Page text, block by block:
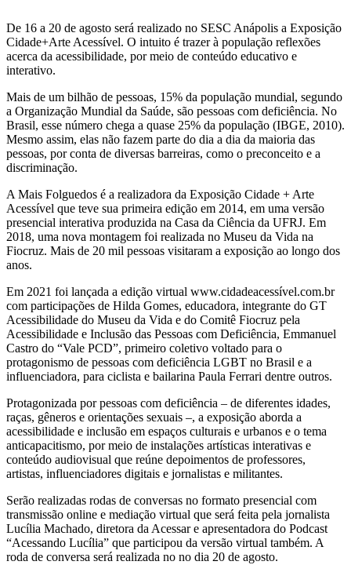
De 16 a 20 de agosto será realizado no SESC Anápolis a Exposição
Cidade+Arte Acessível. O intuito é trazer à população reflexões
acerca da acessibilidade, por meio de conteúdo educativo e
interativo.
Mais de um bilhão de pessoas, 15% da população mundial, segundo
a Organização Mundial da Saúde, são pessoas com deficiência. No
Brasil, esse número chega a quase 25% da população (IBGE, 2010).
Mesmo assim, elas não fazem parte do dia a dia da maioria das
pessoas, por conta de diversas barreiras, como o preconceito e a
discriminação.
A Mais Folguedos é a realizadora da Exposição Cidade + Arte
Acessível que teve sua primeira edição em 2014, em uma versão
presencial interativa produzida na Casa da Ciência da UFRJ. Em
2018, uma nova montagem foi realizada no Museu da Vida na
Fiocruz. Mais de 20 mil pessoas visitaram a exposição ao longo dos
anos.
Em 2021 foi lançada a edição virtual www.cidadeacessível.com.br
com participações de Hilda Gomes, educadora, integrante do GT
Acessibilidade do Museu da Vida e do Comitê Fiocruz pela
Acessibilidade e Inclusão das Pessoas com Deficiência, Emmanuel
Castro do “Vale PCD”, primeiro coletivo voltado para o
protagonismo de pessoas com deficiência LGBT no Brasil e a
influenciadora, para ciclista e bailarina Paula Ferrari dentre outros.
Protagonizada por pessoas com deficiência – de diferentes idades,
raças, gêneros e orientações sexuais –, a exposição aborda a
acessibilidade e inclusão em espaços culturais e urbanos e o tema
anticapacitismo, por meio de instalações artísticas interativas e
conteúdo audiovisual que reúne depoimentos de professores,
artistas, influenciadores digitais e jornalistas e militantes.
Serão realizadas rodas de conversas no formato presencial com
transmissão online e mediação virtual que será feita pela jornalista
Lucília Machado, diretora da Acessar e apresentadora do Podcast
“Acessando Lucília” que participou da versão virtual também. A
roda de conversa será realizada no no dia 20 de agosto.